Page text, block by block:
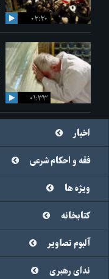
۰۲:۲۰
۰۱:۳۳
اخبار
فقه و احکام شرعی
ویژه ها
کتابخانه
آلبوم تصاویر
ندای رهبری